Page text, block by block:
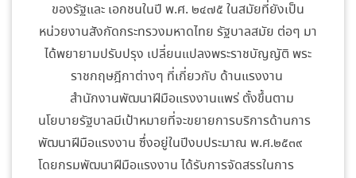
ของรัฐและ เอกชนในปี พ.ศ. ๒๔๗๕ ในสมัยที่ยังเป็น
หน่วยงานสังกัดกระทรวงมหาดไทย รัฐบาลสมัย ต่อๆ มา
ได้พยายามปรับปรุง เปลี่ยนแปลงพระราชบัญญัติ พระ
ราชกฤษฎีกาต่างๆ ที่เกี่ยวกับ ด้านแรงงาน
สำนักงานพัฒนาฝีมือแรงงานแพร่ ตั้งขึ้นตาม
นโยบายรัฐบาลมีเป้าหมายที่จะขยายการบริการด้านการ
พัฒนาฝีมือแรงงาน ซึ่งอยู่ในปีงบประมาณ พ.ศ.๒๕๓๙
โดยกรมพัฒนาฝีมือแรงงาน ได้รับการจัดสรรในการ